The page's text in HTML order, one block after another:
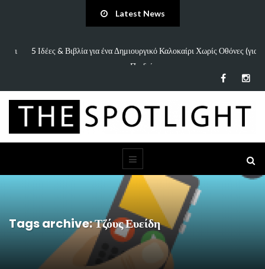
Latest News
5 Ιδέες & Βιβλία για ένα Δημιουργικό Καλοκαίρι Χωρίς Οθόνες (για
Παιδιά…
Tags archive: Τζόυς Ευείδη